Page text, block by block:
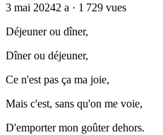
3 mai 20242 a · 1 729 vues
Déjeuner ou dîner,
Dîner ou déjeuner,
Ce n'est pas ça ma joie,
Mais c'est, sans qu'on me voie,
D'emporter mon goûter dehors.